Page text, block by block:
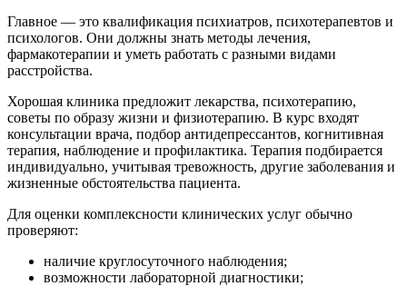
Главное — это квалификация психиатров, психотерапевтов и
психологов. Они должны знать методы лечения,
фармакотерапии и уметь работать с разными видами
расстройства.
Хорошая клиника предложит лекарства, психотерапию,
советы по образу жизни и физиотерапию. В курс входят
консультации врача, подбор антидепрессантов, когнитивная
терапия, наблюдение и профилактика. Терапия подбирается
индивидуально, учитывая тревожность, другие заболевания и
жизненные обстоятельства пациента.
Для оценки комплексности клинических услуг обычно
проверяют:
наличие круглосуточного наблюдения;
возможности лабораторной диагностики;